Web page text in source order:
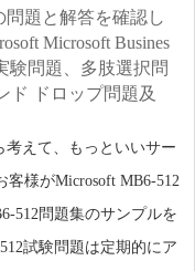
題と解答を確認し
Microsoft Busines
験問題、多肢選択問
ド ドロップ問題及
考えて、もっといいサー
客様がMicrosoft MB6-512
512問題集のサンプルを
試験問題は定期的にア